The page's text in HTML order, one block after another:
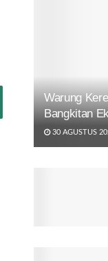
Warung
Bangkitan
30 AGUSTUS